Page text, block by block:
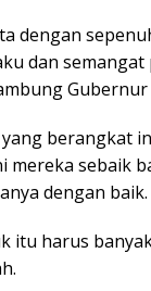
dengan
dan
Gubernur
berangkat
mereka sebaik
dengan baik.
itu harus